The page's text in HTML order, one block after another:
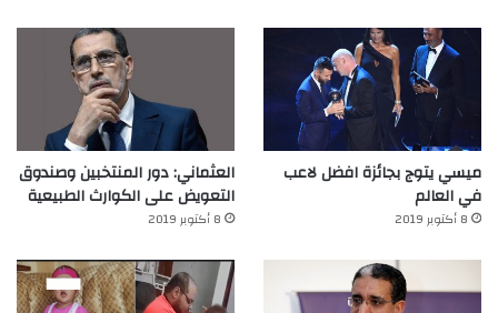
ميسي يتوج بجائزة افضل لاعب
في العالم‎
8 أكتوبر 2019
العثماني: دور المنتخبين وصندوق
التعويض على الكوارث الطبيعية
8 أكتوبر 2019